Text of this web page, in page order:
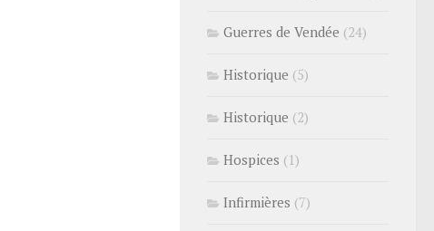
Guerres de Vendée (24)
Historique (5)
Historique (2)
Hospices (1)
Infirmières (7)